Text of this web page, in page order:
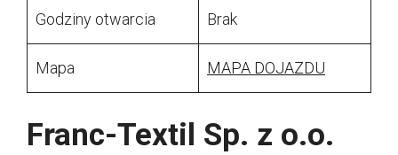
Godziny otwarcia Brak
Mapa MAPA DOJAZDU
Franc-Textil Sp. z o.o.